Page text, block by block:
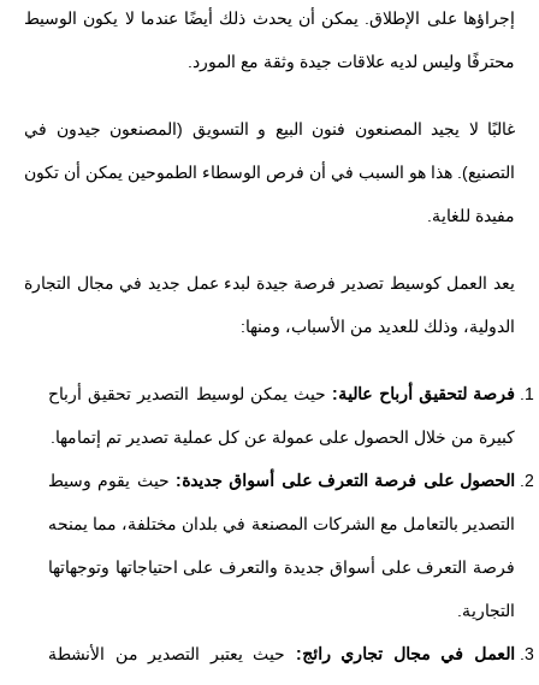
إجراؤها على الإطلاق. يمكن أن يحدث ذلك أيضًا عندما لا يكون الوسيط
محترفًا وليس لديه علاقات جيدة وثقة مع المورد.
غالبًا لا يجيد المصنعون فنون البيع و التسويق (المصنعون جيدون في
التصنيع). هذا هو السبب في أن فرص الوسطاء الطموحين يمكن أن تكون
مفيدة للغاية.
يعد العمل كوسيط تصدير فرصة جيدة لبدء عمل جديد في مجال التجارة
الدولية، وذلك للعديد من الأسباب، ومنها:
فرصة لتحقيق أرباح عالية: حيث يمكن لوسيط التصدير تحقيق أرباح
كبيرة من خلال الحصول على عمولة عن كل عملية تصدير تم إتمامها.
الحصول على فرصة التعرف على أسواق جديدة: حيث يقوم وسيط
التصدير بالتعامل مع الشركات المصنعة في بلدان مختلفة، مما يمنحه
فرصة التعرف على أسواق جديدة والتعرف على احتياجاتها وتوجهاتها
التجارية.
العمل في مجال تجاري رائج: حيث يعتبر التصدير من الأنشطة